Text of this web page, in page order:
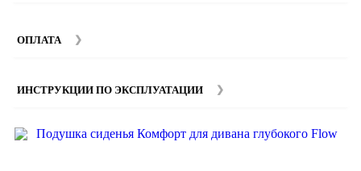
Стоимость сборки зависит от количества и моделей
ОПЛАТА
ИНСТРУКЦИИ ПО ЭКСПЛУАТАЦИИ